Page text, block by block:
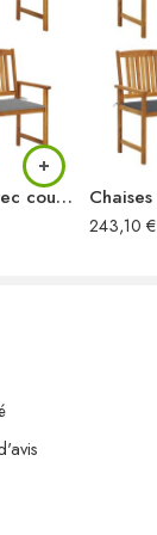
et à la rouille
:
Chaises de jardin avec coussins lot de 4 Bois d’acacia massif
243,10 €